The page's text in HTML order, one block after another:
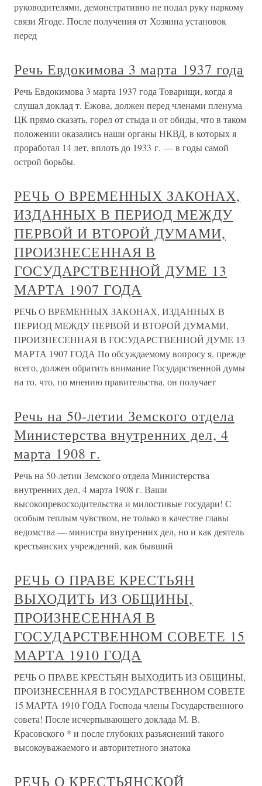
руководителями, демонстративно не подал руку наркому
связи Ягоде. После получения от Хозяина установок
перед
Речь Евдокимова 3 марта 1937 года
Речь Евдокимова 3 марта 1937 года Товарищи, когда я
слушал доклад т. Ежова, должен перед членами пленума
ЦК прямо сказать, горел от стыда и от обиды, что в таком
положении оказались наши органы НКВД, в которых я
проработал 14 лет, вплоть до 1933 г. — в годы самой
острой борьбы.
РЕЧЬ О ВРЕМЕННЫХ ЗАКОНАХ,
ИЗДАННЫХ В ПЕРИОД МЕЖДУ
ПЕРВОЙ И ВТОРОЙ ДУМАМИ,
ПРОИЗНЕСЕННАЯ В
ГОСУДАРСТВЕННОЙ ДУМЕ 13
МАРТА 1907 ГОДА
РЕЧЬ О ВРЕМЕННЫХ ЗАКОНАХ, ИЗДАННЫХ В
ПЕРИОД МЕЖДУ ПЕРВОЙ И ВТОРОЙ ДУМАМИ,
ПРОИЗНЕСЕННАЯ В ГОСУДАРСТВЕННОЙ ДУМЕ 13
МАРТА 1907 ГОДА По обсуждаемому вопросу я, прежде
всего, должен обратить внимание Государственной думы
на то, что, по мнению правительства, он получает
Речь на 50-летии Земского отдела
Министерства внутренних дел, 4
марта 1908 г.
Речь на 50-летии Земского отдела Министерства
внутренних дел, 4 марта 1908 г. Ваши
высокопревосходительства и милостивые государи! С
особым теплым чувством, не только в качестве главы
ведомства — министра внутренних дел, но и как деятель
крестьянских учреждений, как бывший
РЕЧЬ О ПРАВЕ КРЕСТЬЯН
ВЫХОДИТЬ ИЗ ОБЩИНЫ,
ПРОИЗНЕСЕННАЯ В
ГОСУДАРСТВЕННОМ СОВЕТЕ 15
МАРТА 1910 ГОДА
РЕЧЬ О ПРАВЕ КРЕСТЬЯН ВЫХОДИТЬ ИЗ ОБЩИНЫ,
ПРОИЗНЕСЕННАЯ В ГОСУДАРСТВЕННОМ СОВЕТЕ
15 МАРТА 1910 ГОДА Господа члены Государственного
совета! После исчерпывающего доклада М. В.
Красовского * и после глубоких разъяснений такого
высокоуважаемого и авторитетного знатока
РЕЧЬ О КРЕСТЬЯНСКОЙ